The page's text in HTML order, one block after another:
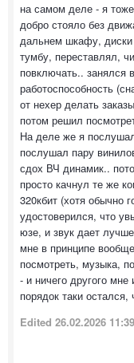
на самом деле - я
добро стояло без
дальнем шкафу,
тумбу, переставлял,
повключать.. занялся
работоспособность
от нехер делать
потом решил
На деле же я
послушал пару
сдох ВЧ динамик..
просто качнул те же
320кбит (хотя обычно
удостоверился, что
юзе, и звук дает
мне в принципе
посмотреть, музыка,
- и ничего другого
порядок таки
Edited 26.02.2026 11:39